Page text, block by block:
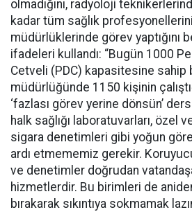
olmadığını, radyoloji
kadar tüm sağlık
müdürlüklerinde görev yaptığını
ifadeleri kullandı: “Bugün 1000
Cetveli (PDC) kapasitesine sahip
müdürlüğünde 1150 kişinin
‘fazlası görev yerine dönsün’
halk sağlığı laboratuvarları, özel
sigara denetimleri gibi yoğun
ardı etmememiz gerekir.
ve denetimler doğrudan
hizmetlerdir. Bu birimleri de
bırakarak sıkıntıya sokmamak